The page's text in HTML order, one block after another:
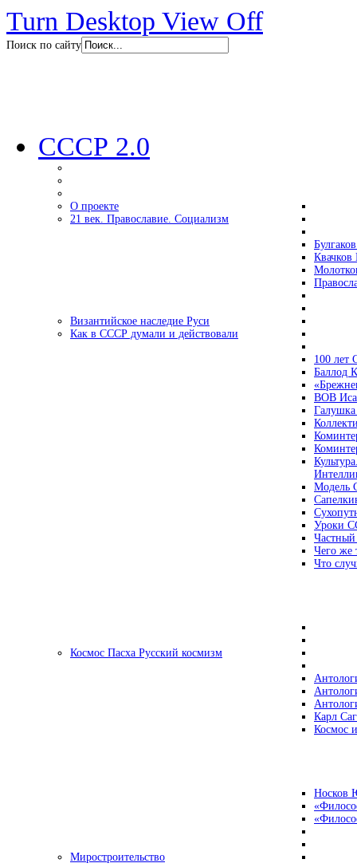
Turn Desktop View Off
Поиск по сайту
СССР 2.0
О проекте
21 век. Православие. Социализм
Византийское наследие Руси
Как в СССР думали и действовали
100 лет
Баллод
ВОВ
Модель
Уроки
Чего же
Что
Космос Пасха Русский космизм
Карл
Космос
Носков
Миростроительство